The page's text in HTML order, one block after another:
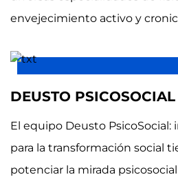
envejecimiento activo y
DEUSTO PSICOSOCIAL
El equipo Deusto PsicoSocial:
para la transformación social
potenciar la mirada